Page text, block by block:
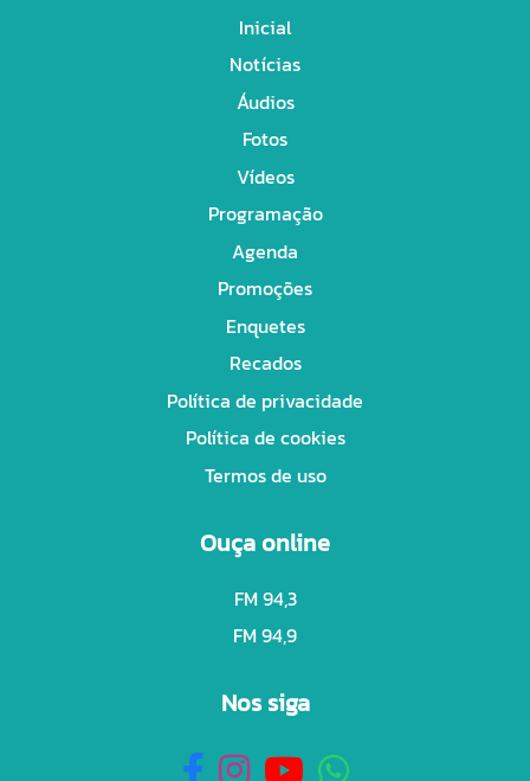
Inicial
Notícias
Áudios
Fotos
Vídeos
Programação
Agenda
Promoções
Enquetes
Recados
Política de privacidade
Política de cookies
Termos de uso
Ouça online
FM 94,3
FM 94,9
Nos siga